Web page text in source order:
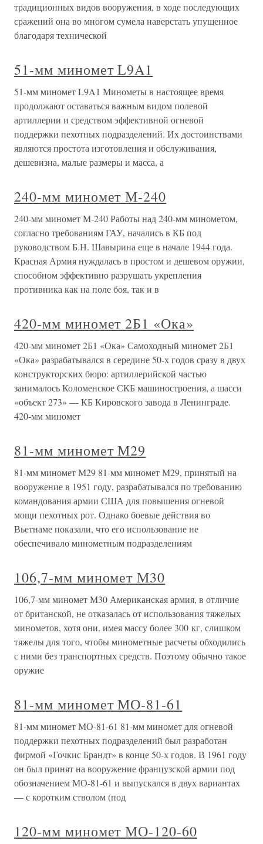
традиционных видов вооружения, в ходе последующих
сражений она во многом сумела наверстать упущенное
благодаря технической
51-мм миномет L9A1
51-мм миномет L9A1 Минометы в настоящее время
продолжают оставаться важным видом полевой
артиллерии и средством эффективной огневой
поддержки пехотных подразделений. Их достоинствами
являются простота изготовления и обслуживания,
дешевизна, малые размеры и масса, а
240-мм миномет М-240
240-мм миномет М-240 Работы над 240-мм минометом,
согласно требованиям ГАУ, начались в КБ под
руководством Б.Н. Шавырина еще в начале 1944 года.
Красная Армия нуждалась в простом и дешевом оружии,
способном эффективно разрушать укрепления
противника как на поле боя, так и в
420-мм миномет 2Б1 «Ока»
420-мм миномет 2Б1 «Ока» Самоходный миномет 2Б1
«Ока» разрабатывался в середине 50-х годов сразу в двух
конструкторских бюро: артиллерийской частью
занималось Коломенское СКБ машиностроения, а шасси
«объект 273» — КБ Кировского завода в Ленинграде.
420-мм миномет
81-мм миномет М29
81-мм миномет М29 81-мм миномет М29, принятый на
вооружение в 1951 году, разрабатывался по требованию
командования армии США для повышения огневой
мощи пехотных рот. Однако боевые действия во
Вьетнаме показали, что его использование не
обеспечивало минометным подразделениям
106,7-мм миномет М30
106,7-мм миномет М30 Американская армия, в отличие
от британской, не отказалась от использования тяжелых
минометов, хотя они, имея массу более 300 кг, слишком
тяжелы для того, чтобы минометные расчеты обходились
с ними без транспортных средств. Поэтому обычно такое
оружие
81-мм миномет МО-81-61
81-мм миномет МО-81-61 81-мм миномет для огневой
поддержки пехотных подразделений был разработан
фирмой «Гочкис Брандт» в конце 50-х годов. В 1961 году
он был принят на вооружение французской армии под
обозначением МО-81-61 и выпускался в двух вариантах
— с коротким стволом (под
120-мм миномет МО-120-60